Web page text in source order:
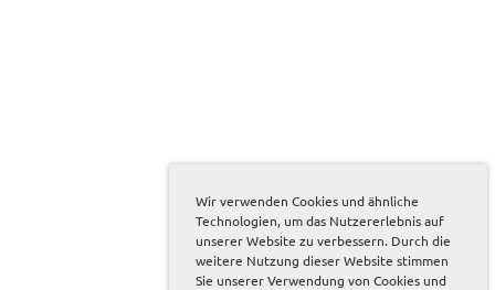
Wir verwenden Cookies und ähnliche
Technologien, um das Nutzererlebnis auf
unserer Website zu verbessern. Durch die
weitere Nutzung dieser Website stimmen
Sie unserer Verwendung von Cookies und